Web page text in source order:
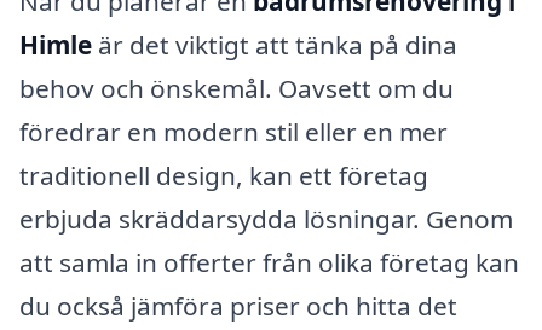
Himle är det viktigt att tänka på dina
behov och önskemål. Oavsett om du
föredrar en modern stil eller en mer
traditionell design, kan ett företag
erbjuda skräddarsydda lösningar. Genom
att samla in offerter från olika företag kan
du också jämföra priser och hitta det